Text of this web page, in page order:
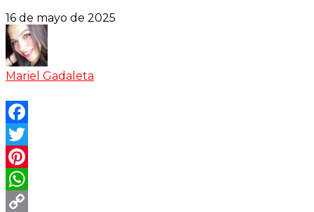
16 de mayo de 2025
Mariel Gadaleta
Facebook
Twitter
Pinterest
WhatsApp